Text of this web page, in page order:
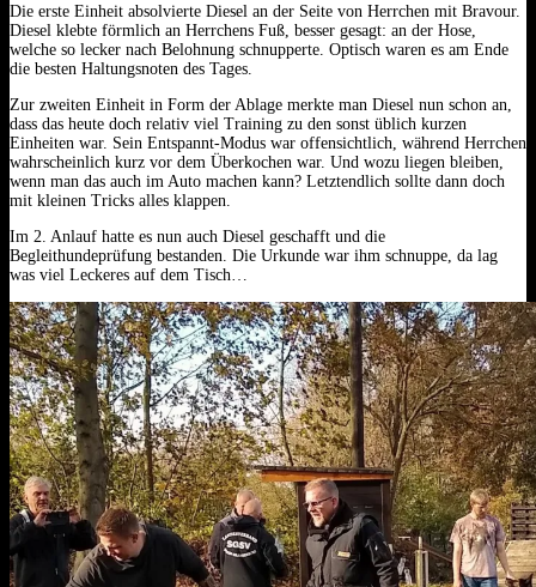
Die erste Einheit absolvierte Diesel an der Seite von Herrchen mit Bravour.
Diesel klebte förmlich an Herrchens Fuß, besser gesagt: an der Hose,
welche so lecker nach Belohnung schnupperte. Optisch waren es am Ende
die besten Haltungsnoten des Tages.
Zur zweiten Einheit in Form der Ablage merkte man Diesel nun schon an,
dass das heute doch relativ viel Training zu den sonst üblich kurzen
Einheiten war. Sein Entspannt-Modus war offensichtlich, während Herrchen
wahrscheinlich kurz vor dem Überkochen war. Und wozu liegen bleiben,
wenn man das auch im Auto machen kann? Letztendlich sollte dann doch
mit kleinen Tricks alles klappen.
Im 2. Anlauf hatte es nun auch Diesel geschafft und die
Begleithundeprüfung bestanden. Die Urkunde war ihm schnuppe, da lag
was viel Leckeres auf dem Tisch…